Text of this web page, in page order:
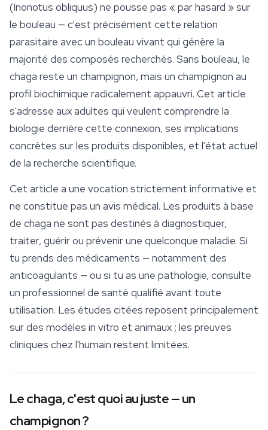
(Inonotus obliquus) ne pousse pas « par hasard » sur
le bouleau — c'est précisément cette relation
parasitaire avec un bouleau vivant qui génère la
majorité des composés recherchés. Sans bouleau, le
chaga reste un champignon, mais un champignon au
profil biochimique radicalement appauvri. Cet article
s'adresse aux adultes qui veulent comprendre la
biologie derrière cette connexion, ses implications
concrètes sur les produits disponibles, et l'état actuel
de la recherche scientifique.
Cet article a une vocation strictement informative et
ne constitue pas un avis médical. Les produits à base
de chaga ne sont pas destinés à diagnostiquer,
traiter, guérir ou prévenir une quelconque maladie. Si
tu prends des médicaments — notamment des
anticoagulants — ou si tu as une pathologie, consulte
un professionnel de santé qualifié avant toute
utilisation. Les études citées reposent principalement
sur des modèles in vitro et animaux ; les preuves
cliniques chez l'humain restent limitées.
Le chaga, c'est quoi au juste — un
champignon ?